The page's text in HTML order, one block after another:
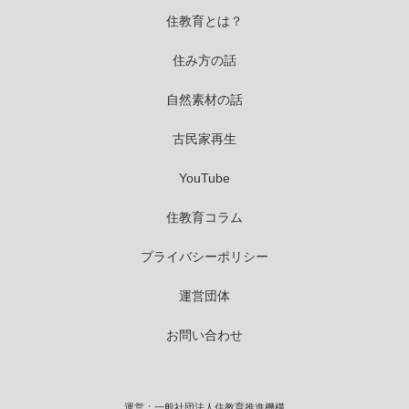
住教育とは？
住み方の話
自然素材の話
古民家再生
YouTube
住教育コラム
プライバシーポリシー
運営団体
お問い合わせ